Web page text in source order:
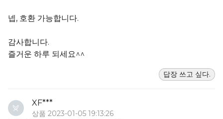
넵, 호환 가능합니다.
감사합니다.
즐거운 하루 되세요^^
답장 쓰고 싶다.
XF***
상품 2023-01-05 19:13:26